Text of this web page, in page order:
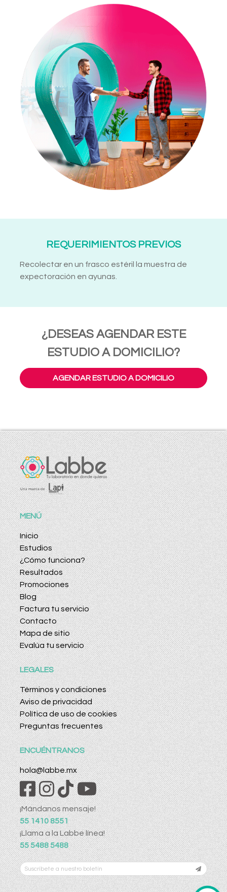
REQUERIMIENTOS PREVIOS
Recolectar en un frasco estéril la muestra de
expectoración en ayunas.
¿DESEAS AGENDAR ESTE
ESTUDIO A DOMICILIO?
AGENDAR ESTUDIO A DOMICILIO
MENÚ
Inicio
Estudios
¿Cómo funciona?
Resultados
Promociones
Blog
Factura tu servicio
Contacto
Mapa de sitio
Evalúa tu servicio
LEGALES
Términos y condiciones
Aviso de privacidad
Política de uso de cookies
Preguntas frecuentes
ENCUÉNTRANOS
hola@labbe.mx
¡Mándanos mensaje!
55 1410 8551
¡Llama a la Labbe línea!
55 5488 5488